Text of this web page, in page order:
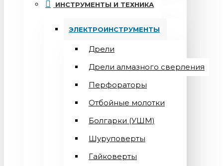
ИНСТРУМЕНТЫ И ТЕХНИКА
ЭЛЕКТРОИНСТРУМЕНТЫ
Дрели
Дрели алмазного сверления
Перфораторы
Отбойные молотки
Болгарки (УШМ)
Шуруповерты
Гайковерты